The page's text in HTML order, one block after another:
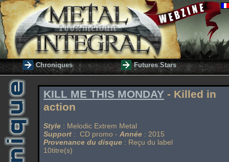
Chroniques Futures Stars
KILL ME THIS MONDAY - Killed in
action
Style : Melodic Extrem Metal
Support : CD promo - Année : 2015
Provenance du disque : Reçu du label
10titre(s)